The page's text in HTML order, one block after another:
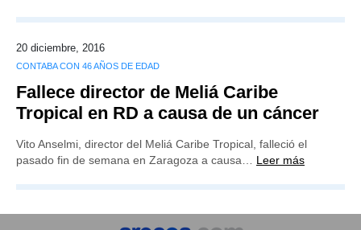
20 diciembre, 2016
CONTABA CON 46 AÑOS DE EDAD
Fallece director de Meliá Caribe
Tropical en RD a causa de un cáncer
Vito Anselmi, director del Meliá Caribe Tropical, falleció el
pasado fin de semana en Zaragoza a causa… Leer más